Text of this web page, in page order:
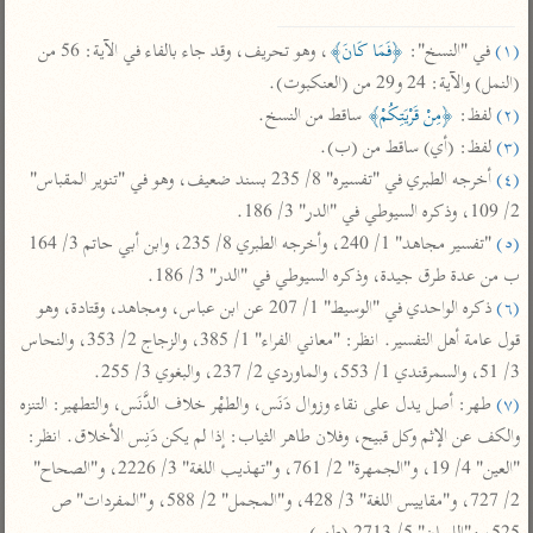
تفسير ابن الجوزي
تفسير الماوردي
منتقاة
تفسير ابن القيم
تفسير ابن تيمية
عامّة
تفسير السمعاني
تفسير مكّي
محاسن التأويل
للقاسمي
تفسير الثعالبي
تفسير الرازي
أخرى
أضواء البيان
نظم الدرر للبقاعي
لغة وبلاغة
التحرير والتنوير
المحرر الوجيز لابن
عطية
البحر المحيط لأبي
حيان
البسيط للواحدي
تفسير ابن عثيمين
جامع البيان للإيجي
تفسير البيضاوي
الوجيز للواحدي
تفسير ابن أبي زمنين
آثار
موسوعة التفسير
المأثور
(١) في "النسخ": ﴿فَمَا كَانَ﴾
(النمل) والآية: 24 و29 من (العنكبوت).
(٢)
لفظ: ﴿مِنْ قَرْيَتِكُمْ﴾ ساقط من النسخ.
(٣)
لفظ: (أي) ساقط من (ب).
(٤)
2/ 109، وذكره السيوطي في "الدر" 3/ 186.
(٥)
ب من عدة طرق جيدة، وذكره السيوطي في "الدر" 3/ 186.
(٦)
ذكره الواحدي في "الوسيط" 1/ 207 عن ابن عباس، ومجاهد، وقتادة، وهو
3/ 51، والسمرقندي 1/ 553، والماوردي 2/ 237، والبغوي 3/ 255.
(٧)